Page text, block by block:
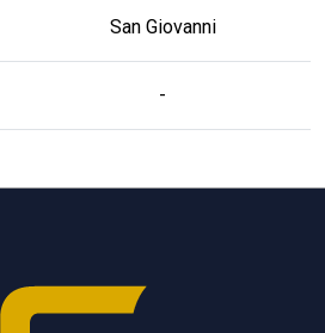
San Giovanni
-